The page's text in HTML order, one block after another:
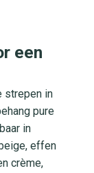
een
strepen in
pure
in
effen
crème,